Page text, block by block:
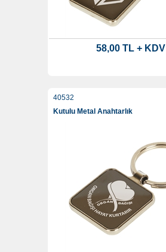
58,00 TL + KDV
40532
Kutulu Metal Anahtarlık